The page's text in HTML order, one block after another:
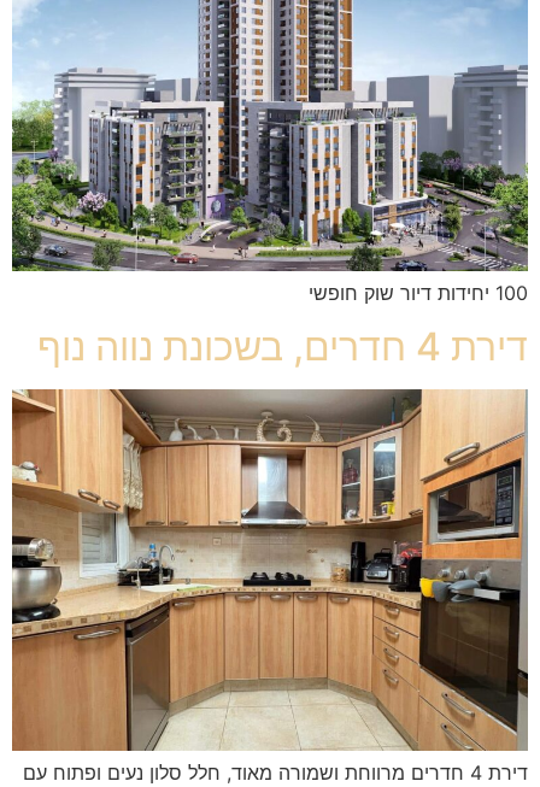
100 יחידות דיור שוק חופשי
דירת 4 חדרים, בשכונת נווה נוף
דירת 4 חדרים מרווחת ושמורה מאוד, חלל סלון נעים ופתוח עם